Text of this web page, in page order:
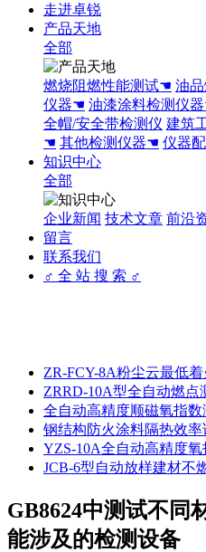
走进卓锐
产品天地
全部
燃烧阻燃性能测试☚ 油
仪器☚ 油漆涂料检测仪
全帽/安全带检测仪 建筑
☚ 其他检测仪器☚ 仪器
知识中心
全部
企业新闻 技术文章 前沿
留言
联系我们
♂ 全 站 搜 索 ♂
ZR-FCY-8A粉尘云最低
ZRRD-10A型全自动燃点
全自动高精度顺磁氧指
钢结构防火涂料隔热效率
YZS-10A全自动高精度
JCB-6型自动放样建材不
GB8624中测试不同
能涉及的检测设备